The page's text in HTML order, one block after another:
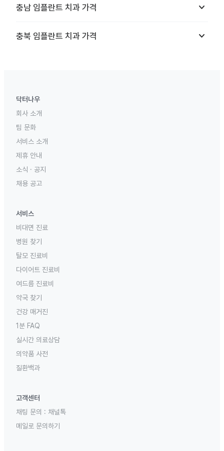
충남 임플란트 치과 가격 keyboard_arrow_down
충북 임플란트 치과 가격 keyboard_arrow_down
닥터나우
회사 소개
팀 문화
서비스 소개
제휴 안내
소식 · 공지
채용 공고
서비스
비대면 진료
병원 찾기
탈모 진료비
다이어트 진료비
여드름 진료비
약국 찾기
건강 매거진
1분 FAQ
실시간 의료상담
의약품 사전
질환백과
고객센터
채팅 문의 : 채널톡
메일로 문의하기